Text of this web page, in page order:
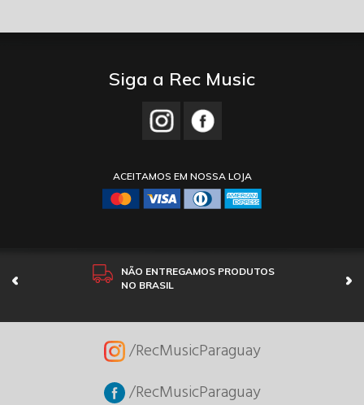
Siga a Rec Music
ACEITAMOS EM NOSSA LOJA
NÃO ENTREGAMOS PRODUTOS
NO BRASIL
/RecMusicParaguay
/RecMusicParaguay